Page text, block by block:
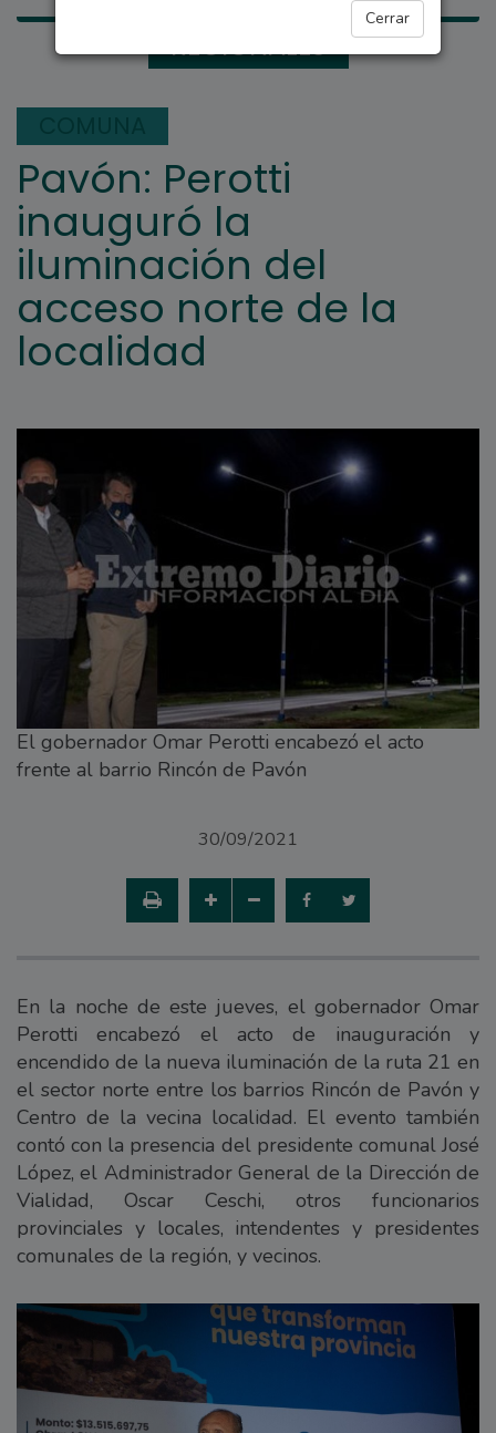
Cerrar
REGIONALES
Pavón: Perotti
inauguró la
iluminación del
acceso norte de la
localidad
El gobernador Omar Perotti encabezó el acto
frente al barrio Rincón de Pavón
30/09/2021
En la noche de este jueves, el gobernador Omar
Perotti encabezó el acto de inauguración y
encendido de la nueva iluminación de la ruta 21 en
el sector norte entre los barrios Rincón de Pavón y
Centro de la vecina localidad. El evento también
contó con la presencia del presidente comunal José
López, el Administrador General de la Dirección de
Vialidad, Oscar Ceschi, otros funcionarios
provinciales y locales, intendentes y presidentes
comunales de la región, y vecinos.